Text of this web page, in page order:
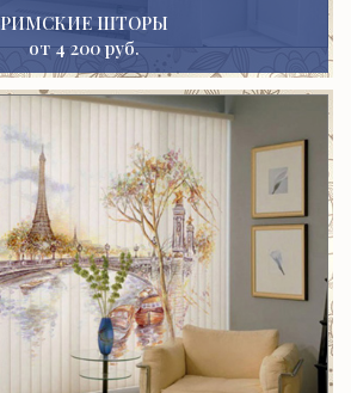
РИМСКИЕ ШТОРЫ
от 4 200 руб.